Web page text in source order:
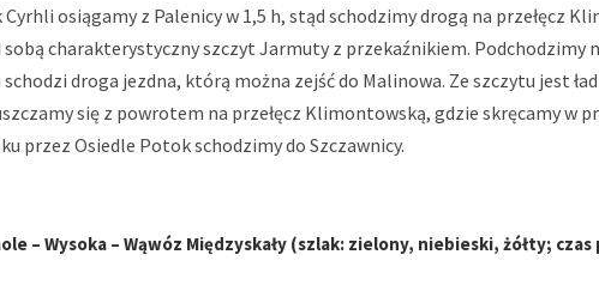
Cyrhli osiągamy z Palenicy w 1,5 h, stąd schodzimy drogą na przełęcz
sobą charakterystyczny szczyt Jarmuty z przekaźnikiem. Podchodzimy
droga jezdna, którą można zejść do Malinowa. Ze szczytu jest
się z powrotem na przełęcz Klimontowską, gdzie skręcamy w
przez Osiedle Potok schodzimy do Szczawnicy.
– Wysoka – Wąwóz Międzyskały (szlak: zielony, niebieski, żółty;